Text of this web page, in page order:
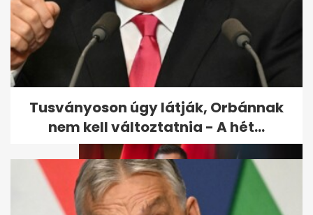
Magyar Péter bejelentette:
Vége az önkéntes...
Tusványoson úgy látják, Orbánnak
nem kell változtatnia - A hét...